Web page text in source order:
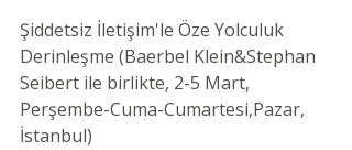
Şiddetsiz İletişim'le Öze Yolculuk
Derinleşme (Baerbel Klein&Stephan
Seibert ile birlikte, 2-5 Mart,
Perşembe-Cuma-Cumartesi,Pazar,
İstanbul)